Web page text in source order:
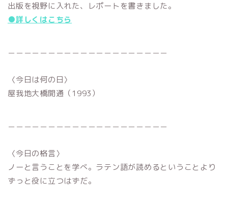
出版を視野に入れた、レポートを書きました。
●詳しくはこちら
〈今日は何の日〉
屋我地大橋開通（1993）
〈今日の格言〉
ノーと言うことを学べ。ラテン語が読めるということより
ずっと役に立つはずだ。